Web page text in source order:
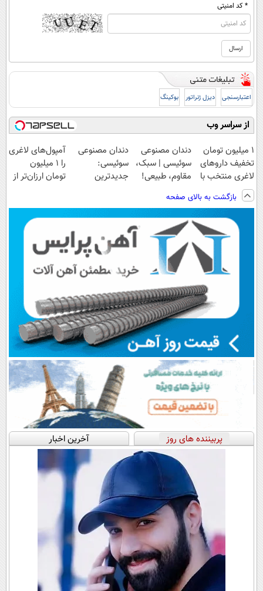
* کد امنیتی
اعتبارسنجی دیزل ژنراتور بوکینگ
از سراسر وب
۱ میلیون تومان
تخفیف داروهای
لاغری منتخب با
ارسال از
داروخانه نزدیکت
دندان مصنوعی
سوئیسی | سبک،
مقاوم، طبیعی!
رایگان+پرداخت
اقساطی😍
دندان مصنوعی
سوئیسی:
جدیدترین
پرداخت قسطی
آمپول‌های لاغری
را ۱ میلیون
تومان ارزان‌تر از
بازگشت به بالای صفحه
پربیننده های روز آخرین اخبار